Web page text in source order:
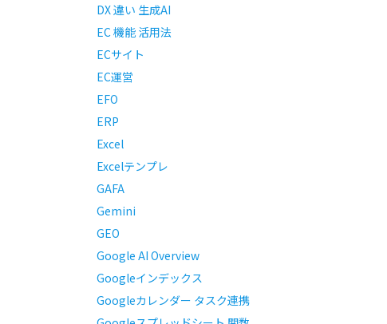
DX 違い 生成AI
EC 機能 活用法
ECサイト
EC運営
EFO
ERP
Excel
Excelテンプレ
GAFA
Gemini
GEO
Google AI Overview
Googleインデックス
Googleカレンダー タスク連携